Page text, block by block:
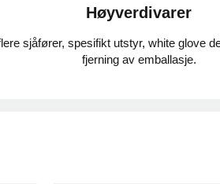
Høyverdivarer
sjåfører, spesifikt utstyr, white glove
fjerning av emballasje.